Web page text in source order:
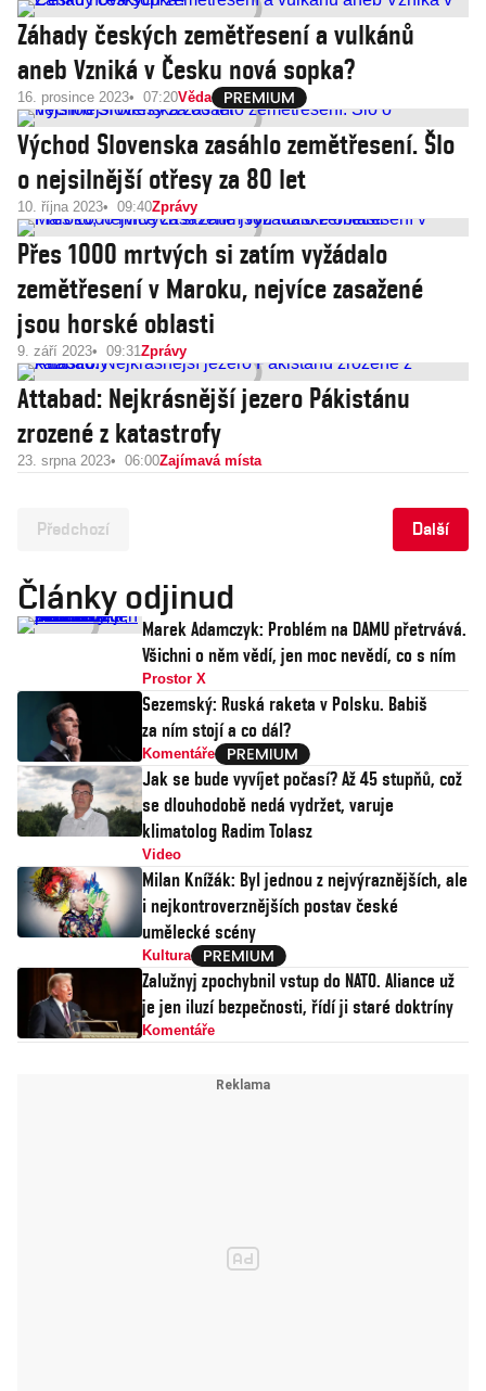
Záhady českých zemětřesení a vulkánů
aneb Vzniká v Česku nová sopka?
16. prosince 2023 07:20Věda
Východ Slovenska zasáhlo zemětřesení. Šlo
o nejsilnější otřesy za 80 let
10. října 2023 09:40Zprávy
Přes 1000 mrtvých si zatím vyžádalo
zemětřesení v Maroku, nejvíce zasažené
jsou horské oblasti
9. září 2023 09:31Zprávy
Attabad: Nejkrásnější jezero Pákistánu
zrozené z katastrofy
23. srpna 2023 06:00Zajímavá místa
Předchozí Další
Články odjinud
Marek Adamczyk: Problém na DAMU přetrvává.
Všichni o něm vědí, jen moc nevědí, co s ním
Prostor X
Sezemský: Ruská raketa v Polsku. Babiš
za ním stojí a co dál?
Komentáře
Jak se bude vyvíjet počasí? Až 45 stupňů, což
se dlouhodobě nedá vydržet, varuje
klimatolog Radim Tolasz
Video
Milan Knížák: Byl jednou z nejvýraznějších, ale
i nejkontroverznějších postav české
umělecké scény
Kultura
Zalužnyj zpochybnil vstup do NATO. Aliance už
je jen iluzí bezpečnosti, řídí ji staré doktríny
Komentáře